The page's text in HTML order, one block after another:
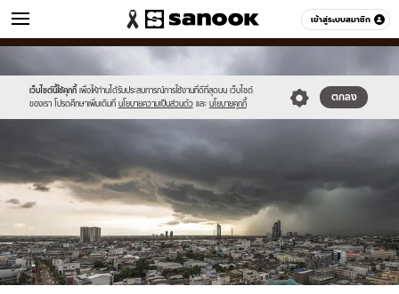
เข้าสู่ระบบสมาชิก
ข่าว หมวดอื่นๆ
เว็บไซต์นี้ใช้คุกกี้ เพื่อให้ท่านได้รับประสบการณ์การใช้งานที่ดีที่สุดบน เว็บไซต์
ของเรา โปรดศึกษาเพิ่มเติมที่ นโยบายความเป็นส่วนตัว และ นโยบายคุกกี้
ตกลง
Sanook
//s.isanook.com/sr/0/images/logo-
new-
sanook.png
//s.isanook.com/ns/0/ud/1753/8765854/rain.jpg